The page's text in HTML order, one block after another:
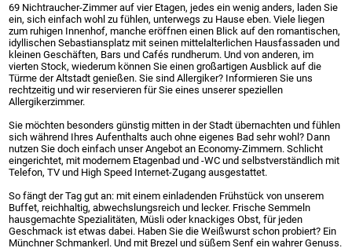
69 Nichtraucher-Zimmer auf vier Etagen, jedes ein wenig anders, laden Sie
ein, sich einfach wohl zu fühlen, unterwegs zu Hause eben. Viele liegen
zum ruhigen Innenhof, manche eröffnen einen Blick auf den romantischen,
idyllischen Sebastiansplatz mit seinen mittelalterlichen Hausfassaden und
kleinen Geschäften, Bars und Cafés rundherum. Und von anderen, im
vierten Stock, wiederum können Sie einen großartigen Ausblick auf die
Türme der Altstadt genießen. Sie sind Allergiker? Informieren Sie uns
rechtzeitig und wir reservieren für Sie eines unserer speziellen
Allergikerzimmer.
Sie möchten besonders günstig mitten in der Stadt übernachten und fühlen
sich während Ihres Aufenthalts auch ohne eigenes Bad sehr wohl? Dann
nutzen Sie doch einfach unser Angebot an Economy-Zimmern. Schlicht
eingerichtet, mit modernem Etagenbad und -WC und selbstverständlich mit
Telefon, TV und High Speed Internet-Zugang ausgestattet.
So fängt der Tag gut an: mit einem einladenden Frühstück von unserem
Buffet, reichhaltig, abwechslungsreich und lecker. Frische Semmeln
hausgemachte Spezialitäten, Müsli oder knackiges Obst, für jeden
Geschmack ist etwas dabei. Haben Sie die Weißwurst schon probiert? Ein
Münchner Schmankerl. Und mit Brezel und süßem Senf ein wahrer Genuss.